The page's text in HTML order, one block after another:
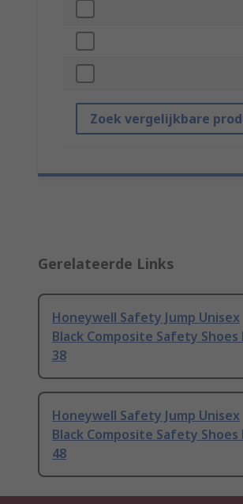
Zoek vergelijkbare
Gerelateerde Links
Honeywell Safety Jump Unisex
Black Composite Safety Shoes
38
Honeywell Safety Jump Unisex
Black Composite Safety Shoes
48